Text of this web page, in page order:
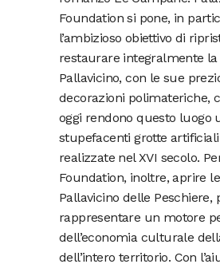
Foundation si pone, in
l’ambizioso obiettivo di
restaurare integralmente la
Pallavicino, con le sue
decorazioni polimateriche,
oggi rendono questo luogo
stupefacenti grotte
realizzate nel XVI secolo.
Foundation, inoltre, aprire
Pallavicino delle Peschiere,
rappresentare un motore
dell’economia culturale
dell’intero territorio. Con